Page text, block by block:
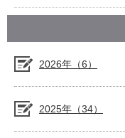
2026年（6）
2025年（34）